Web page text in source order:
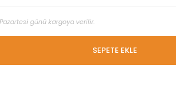
günü kargoya verilir.
SEPETE EKLE